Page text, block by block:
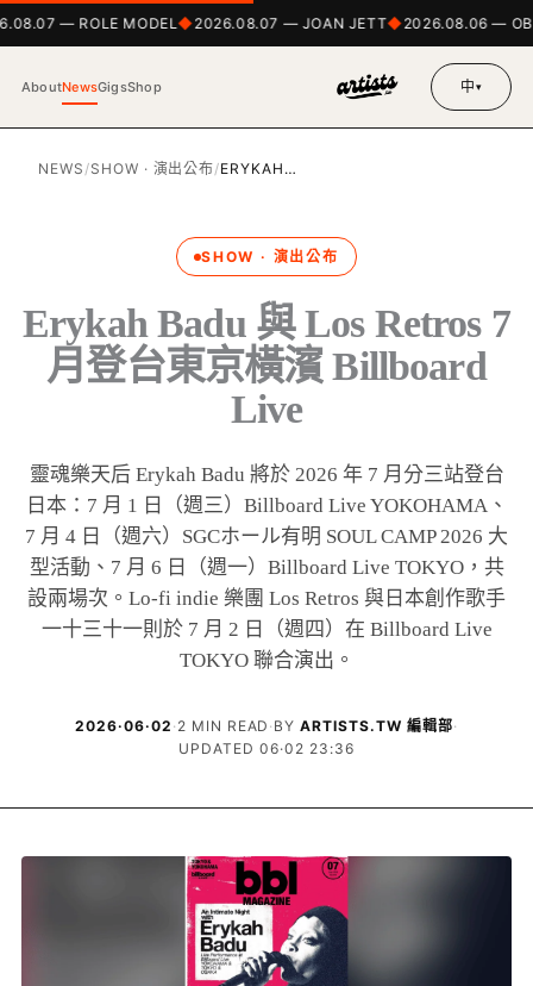
— ROLE MODEL 2026.08.07 — JOAN JETT 2026.08.06 —
AboutNewsGigsShop 中▾
NEWS /SHOW · 演出公布/ERYKAH…
SHOW · 演出公布
Erykah Badu 與 Los Retros 7
月登台東京橫濱 Billboard
Live
靈魂樂天后 Erykah Badu 將於 2026 年 7 月分三站登台
日本：7 月 1 日（週三）Billboard Live YOKOHAMA、
7 月 4 日（週六）SGCホール有明 SOUL CAMP 2026 大
型活動、7 月 6 日（週一）Billboard Live TOKYO，共
設兩場次。Lo-fi indie 樂團 Los Retros 與日本創作歌手
一十三十一則於 7 月 2 日（週四）在 Billboard Live
TOKYO 聯合演出。
2026·06·02 · 2 MIN READ · BYARTISTS.TW 編輯部·
UPDATED 06·02 23:36